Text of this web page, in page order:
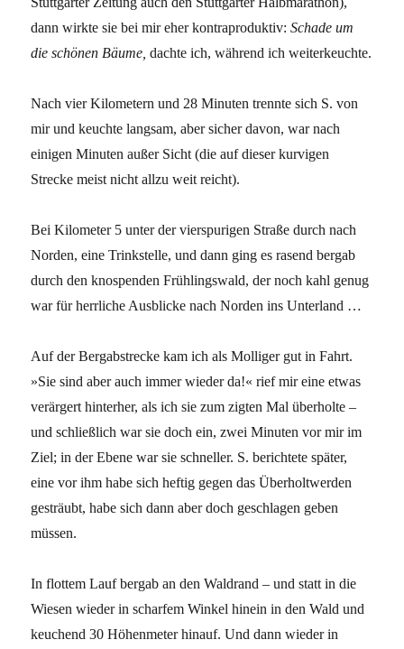
dann wirkte sie bei mir eher kontraproduktiv:Schade um
die schönen Bäume, dachte ich, während ich weiterkeuchte.
Nach vier Kilometern und 28 Minuten trennte sich S. von
mir und keuchte langsam, aber sicher davon, war nach
einigen Minuten außer Sicht (die auf dieser kurvigen
Strecke meist nicht allzu weit reicht).
Bei Kilometer 5 unter der vierspurigen Straße durch nach
Norden, eine Trinkstelle, und dann ging es rasend bergab
durch den knospenden Frühlingswald, der noch kahl genug
war für herrliche Ausblicke nach Norden ins Unterland …
Auf der Bergabstrecke kam ich als Molliger gut in Fahrt.
»Sie sind aber auch immer wieder da!« rief mir eine etwas
verärgert hinterher, als ich sie zum zigten Mal überholte –
und schließlich war sie doch ein, zwei Minuten vor mir im
Ziel; in der Ebene war sie schneller. S. berichtete später,
eine vor ihm habe sich heftig gegen das Überholtwerden
gesträubt, habe sich dann aber doch geschlagen geben
müssen.
In flottem Lauf bergab an den Waldrand – und statt in die
Wiesen wieder in scharfem Winkel hinein in den Wald und
keuchend 30 Höhenmeter hinauf. Und dann wieder in